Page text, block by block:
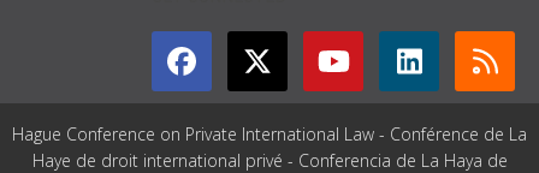
Hague Conference on Private International Law - Conférence de La
Haye de droit international privé - Conferencia de La Haya de